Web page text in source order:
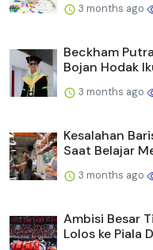
3 months ago
Beckham
Bojan Hodak
3 months ago
Kesalahan
Saat Belajar
3 months ago
Ambisi Besar
Lolos ke Piala